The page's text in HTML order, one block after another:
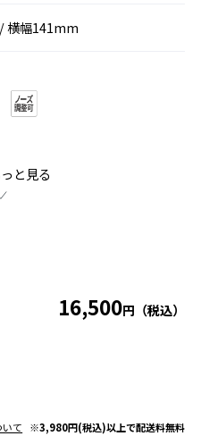
横幅141mm
と見る
16,500円（税込）
て ※3,980円(税込)以上で配送料無料